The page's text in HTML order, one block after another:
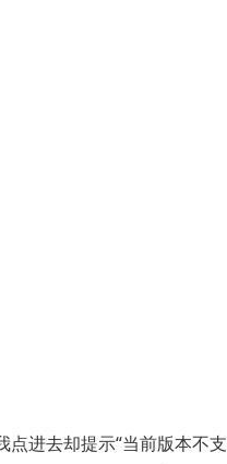
进去却提示“当前版本不支